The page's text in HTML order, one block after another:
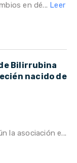
en dé... Leer
Bilirrubina
nacido de
la asociación e...